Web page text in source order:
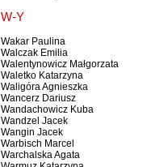
W-Y
Wakar Paulina
Walczak Emilia
Walentynowicz Małgorzata
Waletko Katarzyna
Waligóra Agnieszka
Wancerz Dariusz
Wandachowicz Kuba
Wandzel Jacek
Wangin Jacek
Warbisch Marcel
Warchalska Agata